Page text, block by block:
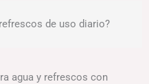
de uso diario?
agua y refrescos con